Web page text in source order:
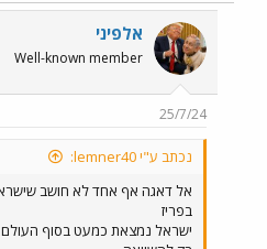
אלפיני
Well-known member
25/7/24
נכתב ע"י lemner40:
אל דאגה אף אחד לא חושב
בפריז
ישראל נמצאת כמעט בסוף העולם